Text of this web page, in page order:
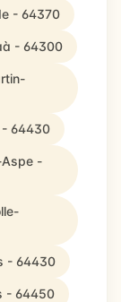
- 64370
- 64300
- 64430
-
- 64430
- 64450